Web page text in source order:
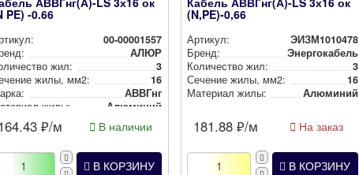
PE) -0.66
00-00001557
АЛЮР
жил:
3
жилы, мм2:
16
АВВГнг
жилы:
Алюминий
₽/м В наличии
В КОРЗИНУ
(N,PE)-0,66
Артикул:
ЭИЗМ1010478
Бренд:
Энергокабель
Количество жил:
3
Сечение жилы, мм2:
16
Материал жилы:
Алюминий
181.88 ₽/м На заказ
В КОРЗИНУ